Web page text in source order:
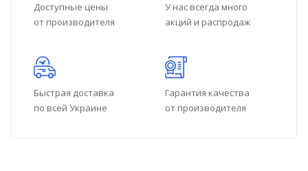
Доступные цены
от производителя
У нас всегда много
акций и распродаж
Быстрая доставка
по всей Украине
Гарантия качества
от производителя